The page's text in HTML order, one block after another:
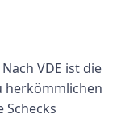
Nach VDE ist die
herkömmlichen
Schecks